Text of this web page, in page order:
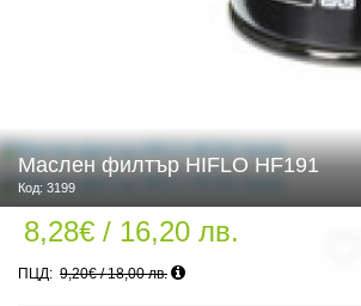
Маслен филтър HIFLO HF191
Код: 3199
8,28€ / 16,20 лв.
9,20€ / 18,00 лв.